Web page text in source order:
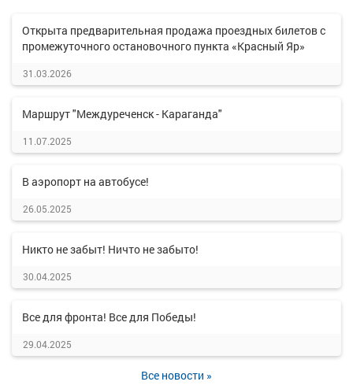
Открыта предварительная продажа проездных билетов с
промежуточного остановочного пункта «Красный Яр»
31.03.2026
Маршрут "Междуреченск - Караганда"
11.07.2025
В аэропорт на автобусе!
26.05.2025
Никто не забыт! Ничто не забыто!
30.04.2025
Все для фронта! Все для Победы!
29.04.2025
Все новости »